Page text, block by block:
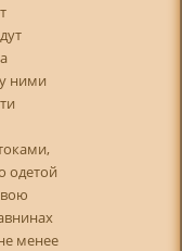
ними
одетой
менее